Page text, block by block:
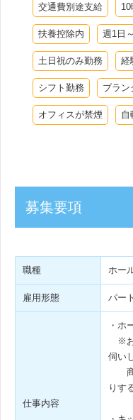
交通費別途支給
扶養控除内 週1日～
土日祝のみ勤務 経
シフト勤務 ブラン
オフィスが禁煙 自
募集要項
職種 ホー
雇用形態 パー
仕事内容
・ホ
※お
伺い
商
りす